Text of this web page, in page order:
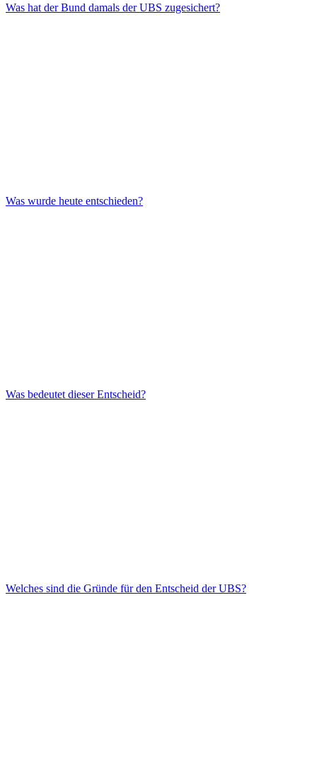
Was hat der Bund damals der UBS zugesichert?
Was wurde heute entschieden?
Was bedeutet dieser Entscheid?
Welches sind die Gründe für den Entscheid der UBS?